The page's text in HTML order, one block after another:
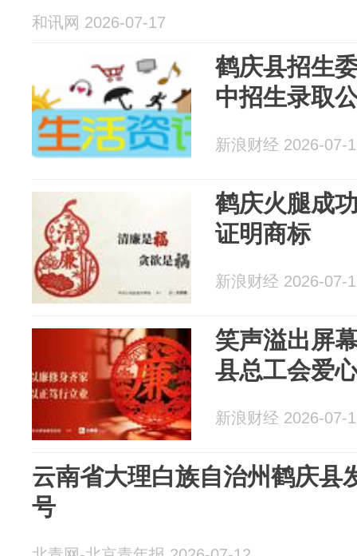
和讯网 2026-07-17
鹤庆县招生
中招生录取
新浪财经 2026-07-
鹤庆火腿成
证明商标
新浪财经 2026-07-
笑声溢出屏
县总工会爱
新浪财经 2026-07-
云南省大理白族自治州鹤庆县
号